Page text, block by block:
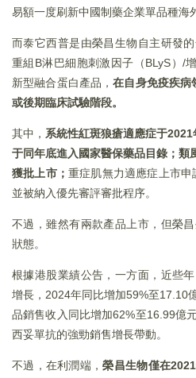
易額一度刷新中國制藥企業單品種海
而泰它西普是由榮昌生物自主研發
重組B淋巴細胞刺激因子（BLyS）/
新型融合蛋白產品，在自身免疫疾病
或後期臨床試驗階段。
其中， 系統性紅斑狼瘡適應症于
于同年底進入國家醫保藥品目錄；類
獲批上市； 重症肌無力適應症上市申
並被納入優先審評審批程序。
不過，雖然有兩款產品上市，但榮
狀態。
根據港股業績公告，一方面，近些
增長，2024年同比增加59%至17.10
品銷售收入同比增加62%至16.99億
西妥單抗的強勁銷售增長帶動。
不過，在利潤端，榮昌生物僅在